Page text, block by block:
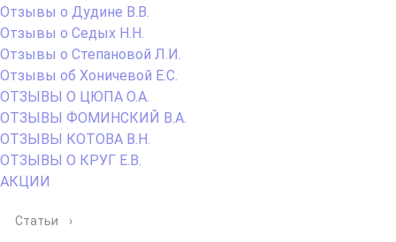
Отзывы о Дудине В.В.
Отзывы о Седых Н.Н.
Отзывы о Степановой Л.И.
Отзывы об Хоничевой Е.С.
ОТЗЫВЫ О ЦЮПА О.А.
ОТЗЫВЫ ФОМИНСКИЙ В.А.
ОТЗЫВЫ КОТОВА В.Н.
ОТЗЫВЫ О КРУГ Е.В.
АКЦИИ
Статьи ›